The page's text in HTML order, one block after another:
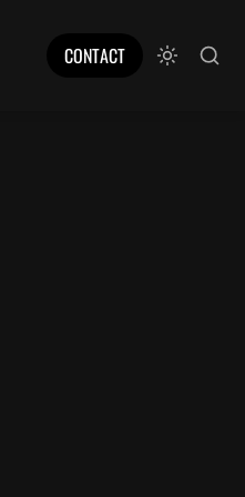
CONTACT